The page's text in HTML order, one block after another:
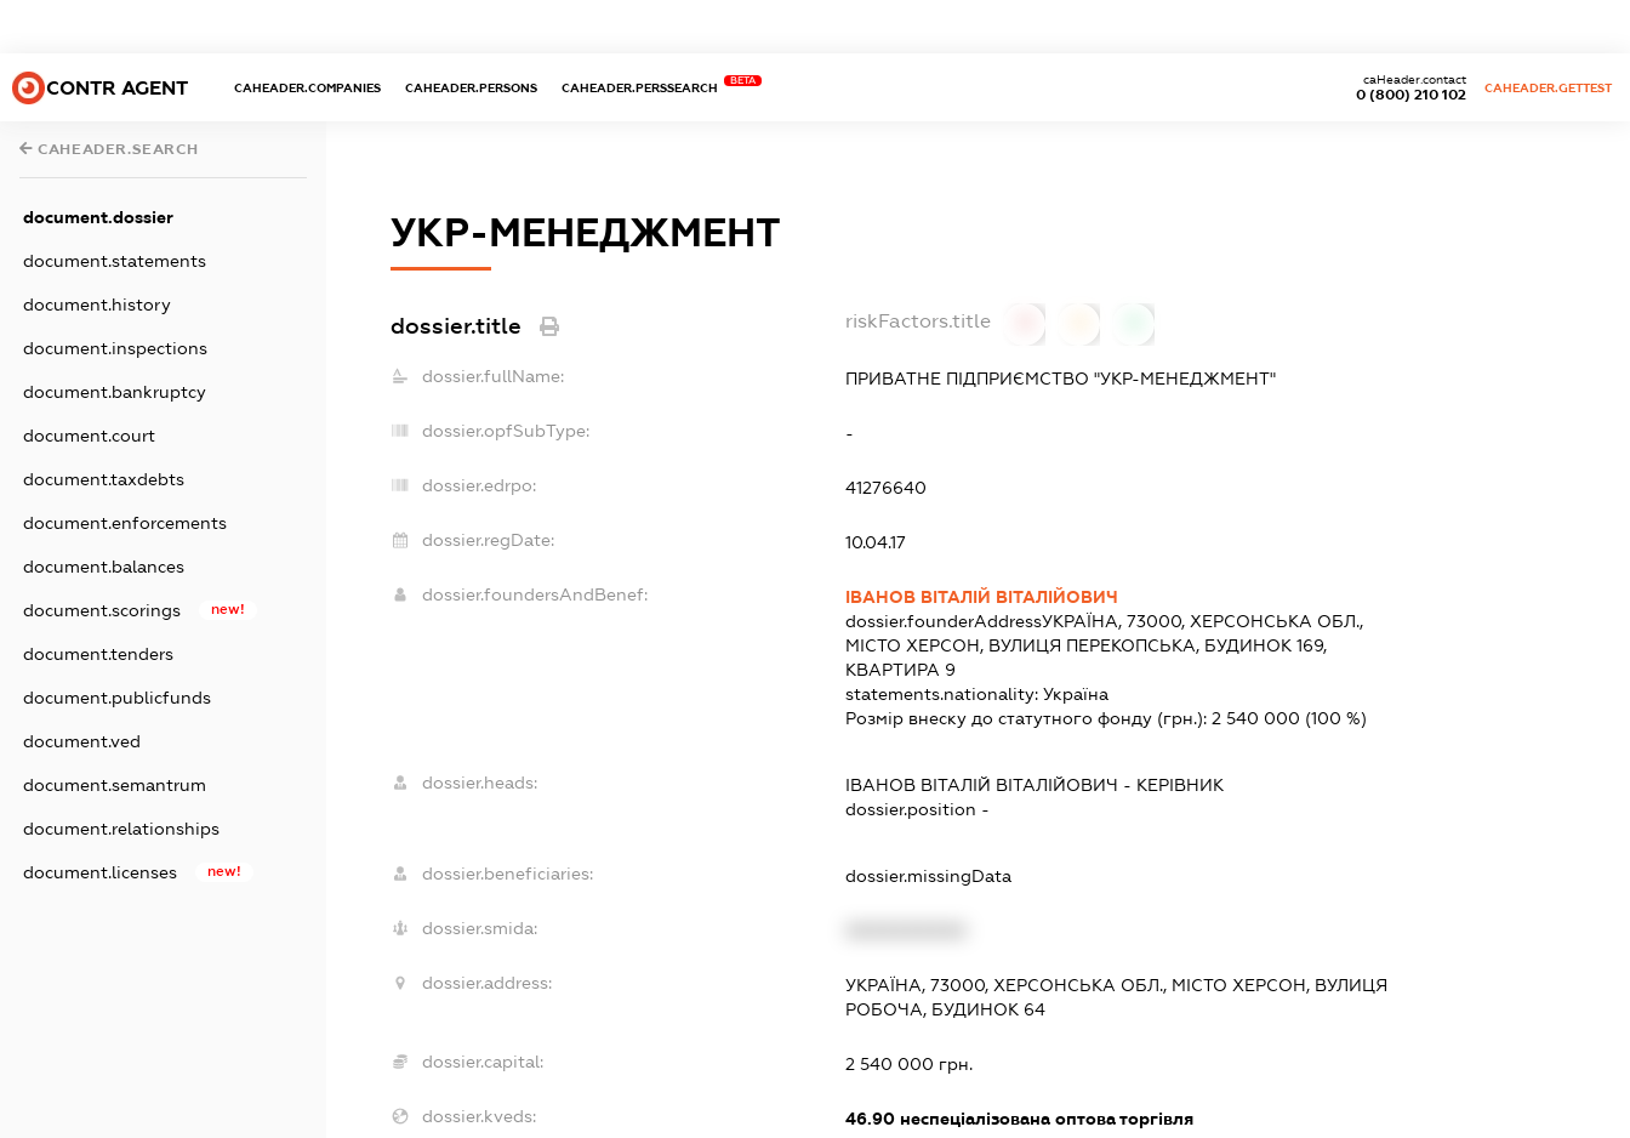
CONTR AGENT CAHEADER.COMPANIES CAHEADER.PERSONS CAHEADER.PERSSEARCH
BETA
0 (800) 210 102
caHeader.contact
CAHEADER.GETTEST
CAHEADER.SEARCH
document.dossier
document.statements
document.history
document.inspections
document.bankruptcy
document.court
document.taxdebts
document.enforcements
document.balances
document.scorings new!
document.tenders
document.publicfunds
document.ved
document.semantrum
document.relationships
document.licenses new!
УКР-МЕНЕДЖМЕНТ
dossier.title riskFactors.title
dossier.fullName: ПРИВАТНЕ ПІДПРИЄМСТВО "УКР-МЕНЕДЖМЕНТ"
dossier.opfSubType: -
dossier.edrpo: 41276640
dossier.regDate: 10.04.17
dossier.foundersAndBenef:
ІВАНОВ ВІТАЛІЙ ВІТАЛІЙОВИЧ
dossier.founderAddressУКРАЇНА, 73000, ХЕРСОНСЬКА ОБЛ.,
МІСТО ХЕРСОН, ВУЛИЦЯ ПЕРЕКОПСЬКА, БУДИНОК 169,
КВАРТИРА 9
statements.nationality:Україна
Розмір внеску до статутного фонду (грн.):2 540 000 (100 %)
dossier.heads: ІВАНОВ ВІТАЛІЙ ВІТАЛІЙОВИЧ - КЕРІВНИК
dossier.position -
dossier.beneficiaries: dossier.missingData
dossier.smida:
dossier.address:
УКРАЇНА, 73000, ХЕРСОНСЬКА ОБЛ., МІСТО ХЕРСОН, ВУЛИЦЯ
РОБОЧА, БУДИНОК 64
dossier.capital: 2 540 000 грн.
dossier.kveds: 46.90 неспеціалізована оптова торгівля